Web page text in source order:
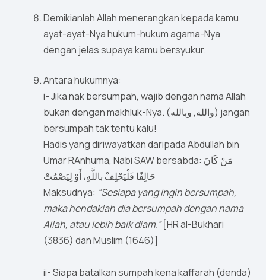
Demikianlah Allah menerangkan kepada kamu
ayat-ayat-Nya hukum-hukum agama-Nya
dengan jelas supaya kamu bersyukur.
Antara hukumnya:
i- Jika nak bersumpah, wajib dengan nama Allah
bukan dengan makhluk-Nya. (والله, وبالله) jangan
bersumpah tak tentu kalu!
Hadis yang diriwayatkan daripada Abdullah bin
Umar RAnhuma, Nabi SAW bersabda: مَنْ كَانَ
حَالِفًا فَلْيَحْلِفْ باللَّهِ، أَوْ لِيَصْمُتْ
Maksudnya: “Sesiapa yang ingin bersumpah,
maka hendaklah dia bersumpah dengan nama
Allah, atau lebih baik diam.”[HR al-Bukhari
(3836) dan Muslim (1646)]
ii- Siapa batalkan sumpah kena kaffarah (denda)